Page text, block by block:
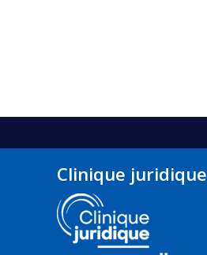
Clinique juridique